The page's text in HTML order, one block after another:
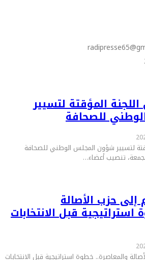
المؤقتة لتسيير
للصحافة
لتسيير شؤون المجلس الوطني للصحافة
تنصيب أعضاء…
حزب الأصالة
قبل الانتخابات
والمعاصرة.. خطوة استراتيجية قبل الانتخابات